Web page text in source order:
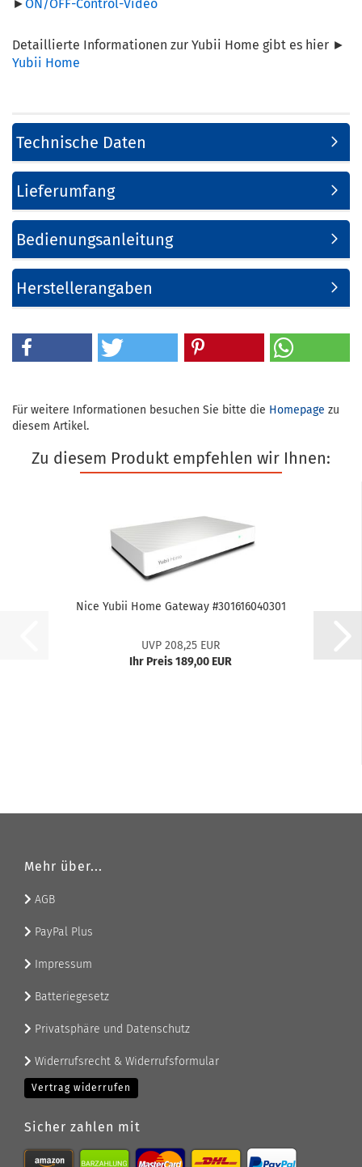
►ON/OFF-Control-Video
Detaillierte Informationen zur Yubii Home gibt es hier ►
Yubii Home
Technische Daten
Lieferumfang
Bedienungsanleitung
Herstellerangaben
Für weitere Informationen besuchen Sie bitte die Homepage zu
diesem Artikel.
Zu diesem Produkt empfehlen wir Ihnen:
Nice Yubii Home Gate­way #301616040301
UVP 208,25 EUR
Ihr Preis 189,00 EUR
Mehr über...
AGB
PayPal Plus
Impressum
Batteriegesetz
Privatsphäre und Datenschutz
Widerrufsrecht & Widerrufsformular
Vertrag widerrufen
Sicher zahlen mit